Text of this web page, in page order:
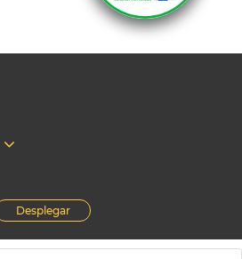
Desplegar